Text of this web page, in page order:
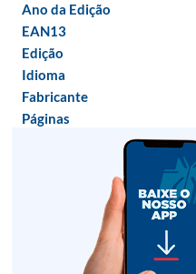
Ano da Edição
EAN13
Edição
Idioma
Fabricante
Páginas